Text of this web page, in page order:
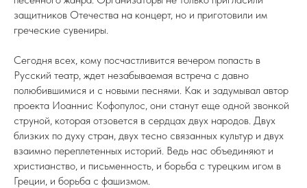
защитников Отечества на концерт, но и приготовили им
греческие сувениры.
Сегодня всех, кому посчастливится вечером попасть в
Русский театр, ждет незабываемая встреча с давно
полюбившимися и с новыми песнями. Как и задумывал автор
проекта Иоаннис Кофопулос, они станут еще одной звонкой
струной, которая отзовется в сердцах двух народов. Двух
близких по духу стран, двух тесно связанных культур и двух
взаимно переплетенных историй. Ведь нас объединяют и
христианство, и письменность, и борьба с турецким игом в
Греции, и борьба с фашизмом.